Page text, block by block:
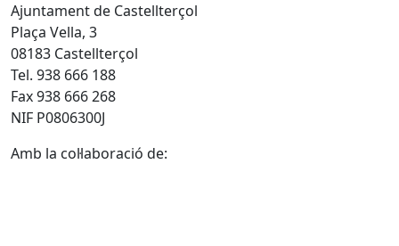
Ajuntament de Castellterçol
Plaça Vella, 3
08183 Castellterçol
Tel. 938 666 188
Fax 938 666 268
NIF P0806300J
Amb la col·laboració de: